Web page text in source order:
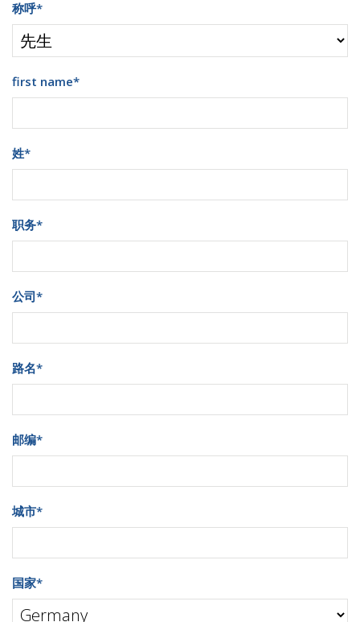
称呼*
first name*
姓*
职务*
公司*
路名*
邮编*
城市*
国家*